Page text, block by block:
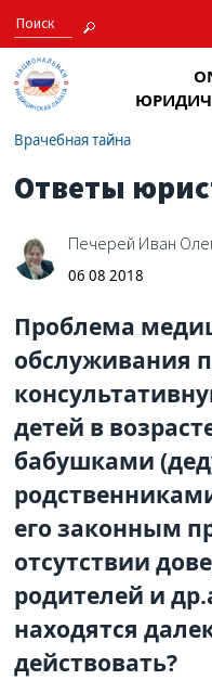
Врачебная тайна
Ответы
Печерей Иван
06 08 2018
Проблема
обслуживания
детей в
бабушками
его законным
отсутствии
родителей и
находятся
действовать?